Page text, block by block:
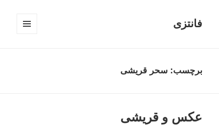
فانتزی
برچسب: سحر قریشی
عکس و قریشی